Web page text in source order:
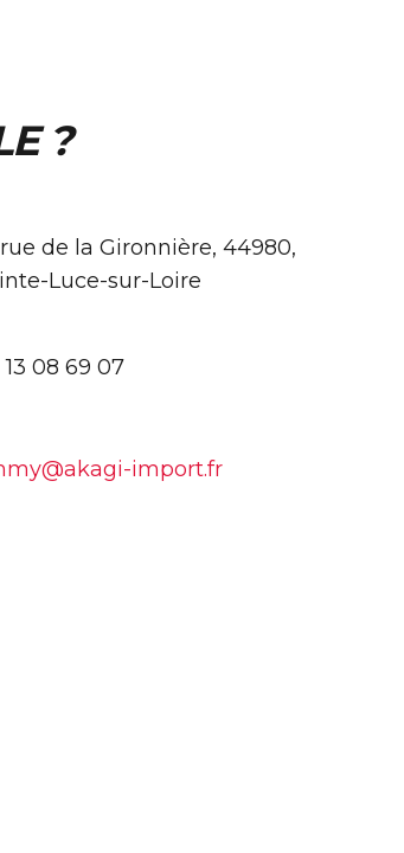
?
rue de la Gironnière, 44980,
Luce-sur-Loire
08 69 07
import.fr